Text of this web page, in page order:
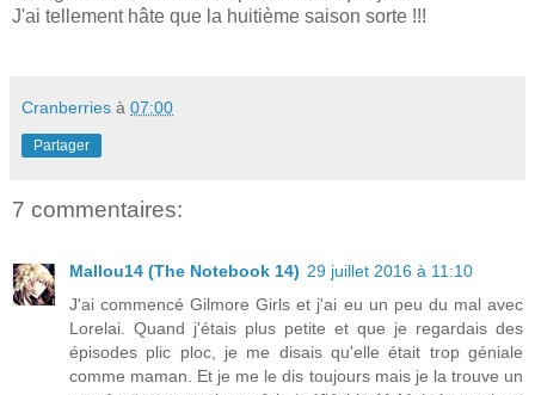
J'ai tellement hâte que la huitième saison sorte !!!
Cranberries à 07:00
Partager
7 commentaires:
Mallou14 (The Notebook 14) 29 juillet 2016 à 11:10
J'ai commencé Gilmore Girls et j'ai eu un peu du mal avec
Lorelai. Quand j'étais plus petite et que je regardais des
épisodes plic ploc, je me disais qu'elle était trop géniale
comme maman. Et je me le dis toujours mais je la trouve un